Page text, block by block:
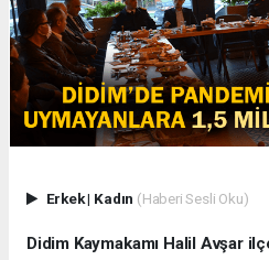
Erkek| Kadın (Haberi Sesli Oku)
Didim Kaymakamı Halil Avşar